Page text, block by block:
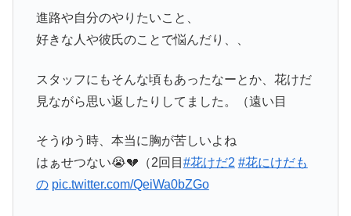
進路や自分のやりたいこと、
好きな人や彼氏のことで悩んだり、、
スタッフにもそんな頃もあったなーとか、花けだ
見ながら思い返したりしてました。（遠い目
そうゆう時、本当に胸が苦しいよね
はぁせつない😭💔（2回目 #花けだ2 #花にけだも
の pic.twitter.com/QeiWa0bZGo